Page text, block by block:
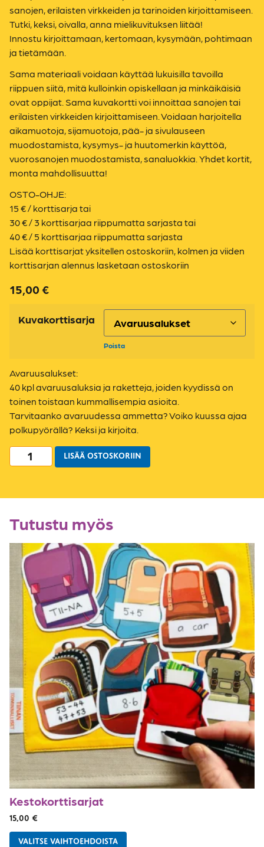
sanojen, erilaisten virkkeiden ja tarinoiden kirjoittamiseen.
Tutki, keksi, oivalla, anna mielikuvituksen liitää!
Innostu kirjoittamaan, kertomaan, kysymään, pohtimaan
ja tietämään.
Sama materiaali voidaan käyttää lukuisilla tavoilla
riippuen siitä, mitä kulloinkin opiskellaan ja minkäikäisiä
ovat oppijat. Sama kuvakortti voi innoittaa sanojen tai
erilaisten virkkeiden kirjoittamiseen. Voidaan harjoitella
aikamuotoja, sijamuotoja, pää- ja sivulauseen
muodostamista, kysymys- ja huutomerkin käyttöä,
vuorosanojen muodostamista, sanaluokkia. Yhdet kortit,
monta mahdollisuutta!
OSTO-OHJE:
15 € / korttisarja tai
30 € / 3 korttisarjaa riippumatta sarjasta tai
40 € / 5 korttisarjaa riippumatta sarjasta
Lisää korttisarjat yksitellen ostoskoriin, kolmen ja viiden
korttisarjan alennus lasketaan ostoskoriin
15,00€
Kuvakorttisarja
Poista
Avaruusalukset:
40 kpl avaruusaluksia ja raketteja, joiden kyydissä on
toinen toistaan kummallisempia asioita.
Tarvitaanko avaruudessa ammetta? Voiko kuussa ajaa
polkupyörällä? Keksi ja kirjoita.
LISÄÄ OSTOSKORIIN
Tutustu myös
Kestokorttisarjat
15,00 €
VALITSE VAIHTOEHDOISTA